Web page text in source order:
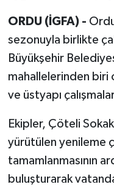
ORDU (İGFA) -
sezonuyla birlikte
Büyükşehir
mahallelerinden biri
ve üstyapı
Ekipler, Çöteli
yürütülen yenileme
tamamlanmasının
buluşturarak